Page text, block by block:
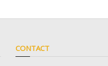
CONTACT